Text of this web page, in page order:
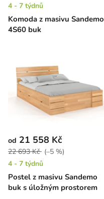
Komoda z masivu Sandemo
4S60 buk
4 - 7 týdnů
Postel z masivu Sandemo
buk s úložným prostorem
od 21 558 Kč
22 693 Kč (–5 %)
4 - 7 týdnů